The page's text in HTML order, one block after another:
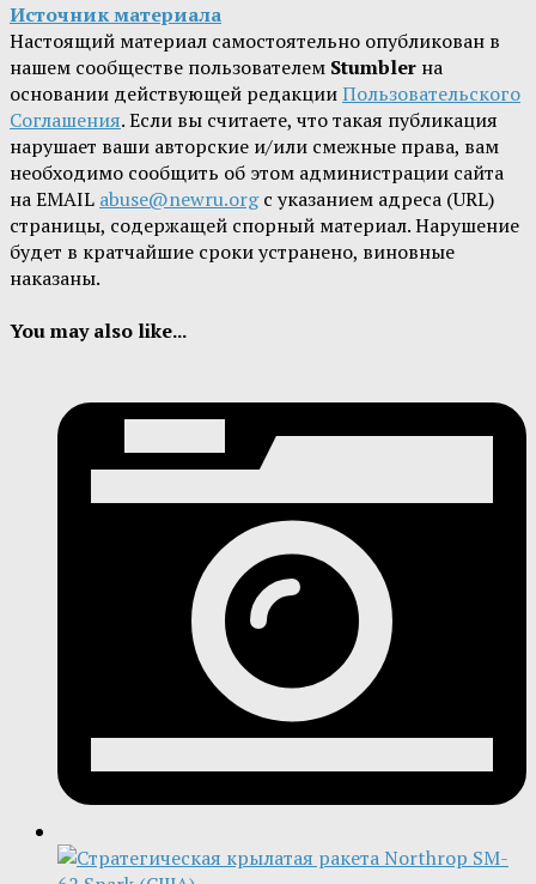
Источник материала
Настоящий материал самостоятельно опубликован в
нашем сообществе пользователем Stumbler на
основании действующей редакцииПользовательского
Соглашения. Если вы считаете, что такая публикация
нарушает ваши авторские и/или смежные права, вам
необходимо сообщить об этом администрации сайта
на EMAIL abuse@newru.orgс указанием адреса (URL)
страницы, содержащей спорный материал. Нарушение
будет в кратчайшие сроки устранено, виновные
наказаны.
You may also like...